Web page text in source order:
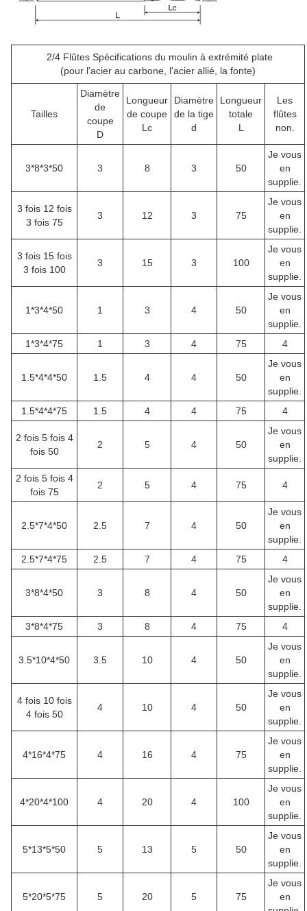
2/4 Flûtes Spécifications du moulin à extrémité plate
(pour l'acier au carbone, l'acier allié, la fonte)
Tailles
Diamètre
de
coupe
D
Longueur
de coupe
Lc
Diamètre
de la tige
d
Longueur
totale
L
Les
flûtes
non.
3*8*3*50 3 8 3 50
Je vous
en
supplie.
3 fois 12 fois
3 fois 75
3 12 3 75
Je vous
en
supplie.
3 fois 15 fois
3 fois 100
3 15 3 100
Je vous
en
supplie.
1*3*4*50 1 3 4 50
Je vous
en
supplie.
1*3*4*75
1 3 4 75 4
1.5*4*4*50 1.5 4 4 50
Je vous
en
supplie.
1.5*4*4*75
1.5 4 4 75 4
2 fois 5 fois 4
fois 50
2 5 4 50
Je vous
en
supplie.
2 fois 5 fois 4
fois 75
2 5 4 75 4
2.5*7*4*50 2.5 7 4 50
Je vous
en
supplie.
2.5*7*4*75
2.5 7 4 75 4
3*8*4*50 3 8 4 50
Je vous
en
supplie.
3*8*4*75
3 8 4 75 4
3.5*10*4*50 3.5 10 4 50
Je vous
en
supplie.
4 fois 10 fois
4 fois 50
4 10 4 50
Je vous
en
supplie.
4*16*4*75 4 16 4 75
Je vous
en
supplie.
4*20*4*100 4 20 4 100
Je vous
en
supplie.
5*13*5*50 5 13 5 50
Je vous
en
supplie.
5*20*5*75 5 20 5 75
Je vous
en